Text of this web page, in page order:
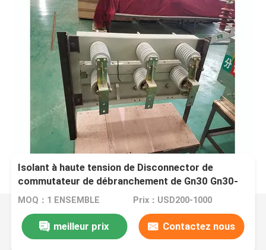
Isolant à haute tension de Disconnector de
commutateur de débranchement de Gn30 Gn30-
12
MOQ：1 ENSEMBLE Prix：USD200-1000
meilleur prix Contactez nous